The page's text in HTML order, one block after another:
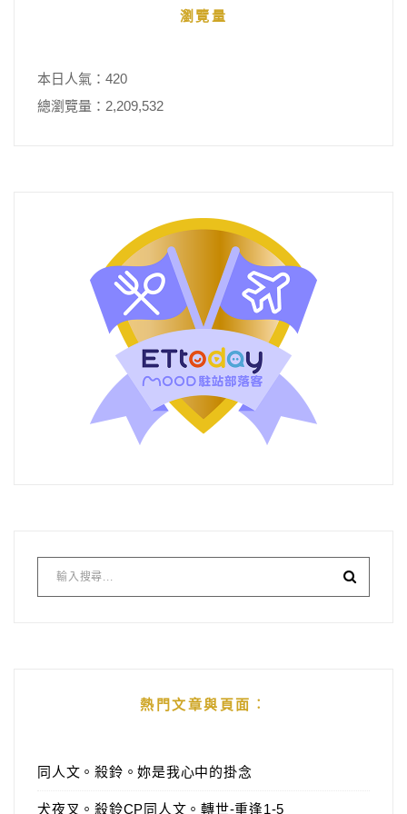
瀏覽量
本日人氣：420
總瀏覽量：2,209,532
熱門文章與頁面︰
同人文。殺鈴。妳是我心中的掛念
犬夜叉。殺鈴CP同人文。轉世-重逢1-5